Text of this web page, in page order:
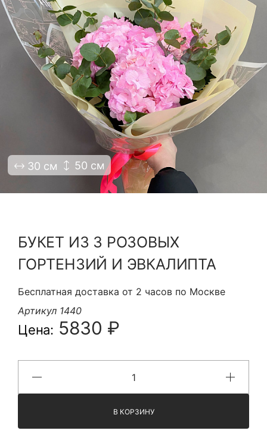
30 см 50 см
БУКЕТ ИЗ 3 РОЗОВЫХ
ГОРТЕНЗИЙ И ЭВКАЛИПТА
Бесплатная доставка от 2 часов по Москве
Артикул 1440
Цена: 5830 ₽
В КОРЗИНУ
БЫСТРАЯ ПОКУПКА
Я принимаю Политику конфиденциальности и
Правила использования сайта ФЛАВЭЛЬ. Мы не
продаем ваши данные и храним их в безопасности